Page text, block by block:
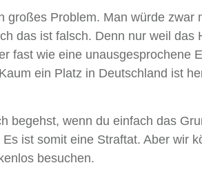
großes Problem. Man würde zwar
das ist falsch. Denn nur weil das
fast wie eine unausgesprochene
ein Platz in Deutschland ist
begehst, wenn du einfach das
ist somit eine Straftat. Aber wir
besuchen.